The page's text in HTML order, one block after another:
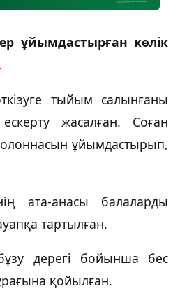
ұйымдастырған көлік
тыйым салынғаны
жасалған. Соған
ұйымдастырып,
ата-анасы балаларды
тартылған.
дерегі бойынша бес
қойылған.